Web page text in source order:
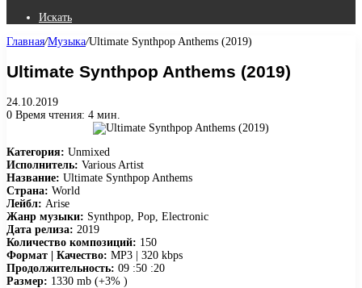
Искать
Главная/Музыка/Ultimate Synthpop Anthems (2019)
Ultimate Synthpop Anthems (2019)
24.10.2019
0 Время чтения: 4 мин.
Категория: Unmixed
Исполнитель: Various Artist
Название: Ultimate Synthpop Anthems
Страна: World
Лейбл: Arise
Жанр музыки: Synthpop, Pop, Electronic
Дата релиза: 2019
Количество композиций: 150
Формат | Качество: MP3 | 320 kbps
Продолжительность: 09 :50 :20
Размер: 1330 mb (+3% )